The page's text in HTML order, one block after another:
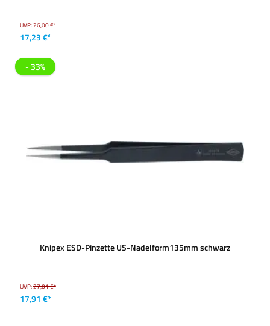
UVP:26,00 €*
17,23 €*
- 33%
Knipex ESD-Pinzette US-Nadelform135mm schwarz
UVP:27,01 €*
17,91 €*